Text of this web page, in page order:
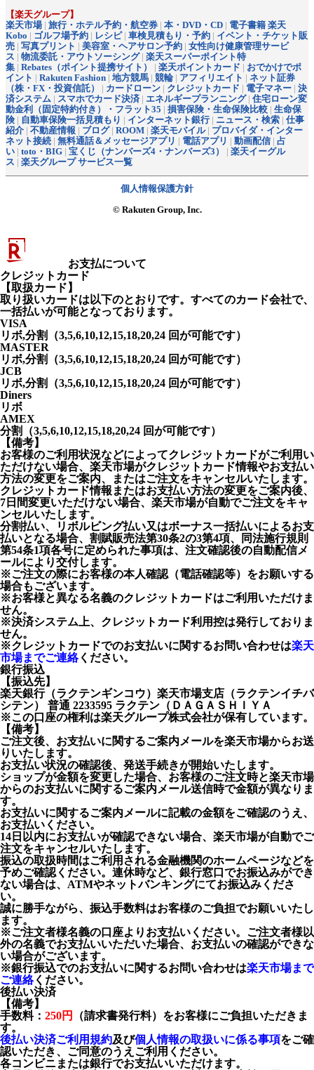
【楽天グループ】
楽天市場| 旅行・ホテル予約・航空券 | 本・DVD・CD | 電子書籍 楽天
Kobo | ゴルフ場予約 | レシピ| 車検見積もり・予約 | イベント・チケット販
売 | 写真プリント | 美容室・ヘアサロン予約 | 女性向け健康管理サービ
ス | 物流委託・アウトソーシング| 楽天スーパーポイント特
集 | Rebates（ポイント提携サイト） | 楽天ポイントカード | おでかけでポ
イント | Rakuten Fashion | 地方競馬 | 競輪 | アフィリエイト | ネット証券
（株・FX・投資信託）
| カードローン | クレジットカード | 電子マネー | 決
済システム | スマホでカード決済 | エネルギープランニング| 住宅ローン変
動金利（固定特約付き）・フラット35 | 損害保険・生命保険比較 | 生命保
険 | 自動車保険一括見積もり | インターネット銀行 | ニュース・検索 | 仕事
紹介 | 不動産情報 | ブログ| ROOM | 楽天モバイル| プロバイダ・インター
ネット接続 | 無料通話＆メッセージアプリ | 電話アプリ | 動画配信 | 占
い | toto・BIG | 宝くじ（ナンバーズ4・ナンバーズ3） | 楽天イーグル
ス | 楽天グループ サービス一覧
個人情報保護方針
© Rakuten Group, Inc.
お支払について
クレジットカード
【取扱カード】
取り扱いカードは以下のとおりです。すべてのカード会社で、
一括払いが可能となっております。
VISA
リボ,分割（3,5,6,10,12,15,18,20,24 回が可能です）
MASTER
リボ,分割（3,5,6,10,12,15,18,20,24 回が可能です）
JCB
リボ,分割（3,5,6,10,12,15,18,20,24 回が可能です）
Diners
リボ
AMEX
分割（3,5,6,10,12,15,18,20,24 回が可能です）
【備考】
お客様のご利用状況などによってクレジットカードがご利用い
ただけない場合、楽天市場がクレジットカード情報やお支払い
方法の変更をご案内、またはご注文をキャンセルいたします。
クレジットカード情報またはお支払い方法の変更をご案内後、
7日間変更いただけない場合、楽天市場が自動でご注文をキャ
ンセルいたします。
分割払い、リボルビング払い又はボーナス一括払いによるお支
払いとなる場合、割賦販売法第30条2の3第4項、同法施行規則
第54条1項各号に定められた事項は、注文確認後の自動配信メ
ールにより交付します。
※ご注文の際にお客様の本人確認（電話確認等）をお願いする
場合もございます。
※お客様と異なる名義のクレジットカードはご利用いただけま
せん。
※決済システム上、クレジットカード利用控は発行しておりま
せん。
※クレジットカードでのお支払いに関するお問い合わせは楽天
市場までご連絡ください。
銀行振込
【振込先】
楽天銀行（ラクテンギンコウ）楽天市場支店（ラクテンイチバ
シテン） 普通 2233595 ラクテン（ＤＡＧＡＳＨＩＹＡ
※この口座の権利は楽天グループ株式会社が保有しています。
【備考】
ご注文後、お支払いに関するご案内メールを楽天市場からお送
りいたします。
お支払い状況の確認後、発送手続きが開始いたします。
ショップが金額を変更した場合、お客様のご注文時と楽天市場
からのお支払いに関するご案内メール送信時で金額が異なりま
す。
お支払いに関するご案内メールに記載の金額をご確認のうえ、
お支払いください。
14日以内にお支払いが確認できない場合、楽天市場が自動でご
注文をキャンセルいたします。
振込の取扱時間はご利用される金融機関のホームページなどを
予めご確認ください。連休時など、銀行窓口でお振込みができ
ない場合は、ATMやネットバンキングにてお振込みくださ
い。
誠に勝手ながら、振込手数料はお客様のご負担でお願いいたし
ます。
※ご注文者様名義の口座よりお支払いください。ご注文者様以
外の名義でお支払いいただいた場合、お支払いの確認ができな
い場合がございます。
※銀行振込でのお支払いに関するお問い合わせは楽天市場まで
ご連絡ください。
後払い決済
【備考】
手数料： 250円
（請求書発行料）をお客様にご負担いただきま
す。
後払い決済ご利用規約及び個人情報の取扱いに係る事項をご確
認いただき、ご同意のうえご利用ください。
各コンビニまたは銀行でお支払いいただけます。